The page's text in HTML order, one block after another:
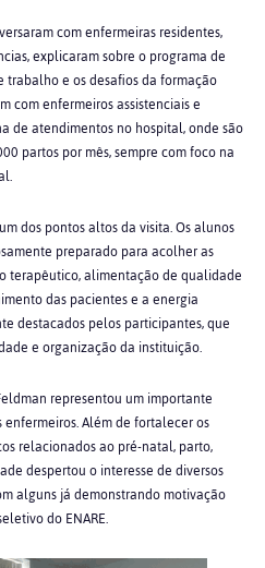
com enfermeiras residentes,
explicaram sobre o programa de
trabalho e os desafios da formação
com enfermeiros assistenciais e
de atendimentos no hospital, onde são
partos por mês, sempre com foco na
dos pontos altos da visita. Os alunos
preparado para acolher as
terapêutico, alimentação de qualidade
das pacientes e a energia
destacados pelos participantes, que
e organização da instituição.
representou um importante
Além de fortalecer os
relacionados ao pré-natal, parto,
despertou o interesse de diversos
alguns já demonstrando motivação
do ENARE.